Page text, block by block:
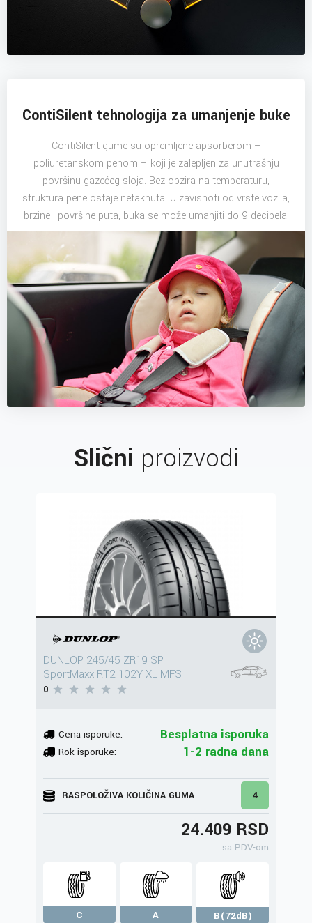
ContiSilent tehnologija za umanjenje buke
ContiSilent gume su opremljene apsorberom –
poliuretanskom penom – koji je zalepljen za unutrašnju
površinu gazećeg sloja. Bez obzira na temperaturu,
struktura pene ostaje netaknuta. U zavisnoti od vrste vozila,
brzine i površine puta, buka se može umanjiti do 9 decibela.
Slični proizvodi
DUNLOP 245/45 ZR19 SP
SportMaxx RT2 102Y XL MFS
0
Cena isporuke: Besplatna isporuka
Rok isporuke: 1-2 radna dana
RASPOLOŽIVA KOLIČINA GUMA 4
24.409 RSD
sa PDV-om
C A
B(72dB)